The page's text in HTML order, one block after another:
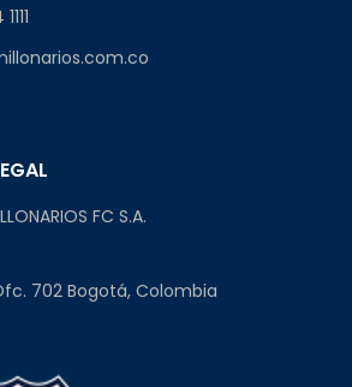
FC S.A.
702 Bogotá, Colombia